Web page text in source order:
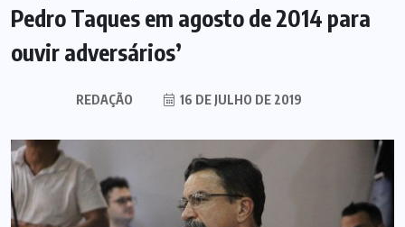
Pedro Taques em agosto de 2014 para
ouvir adversários’
REDAÇÃO 16 DE JULHO DE 2019